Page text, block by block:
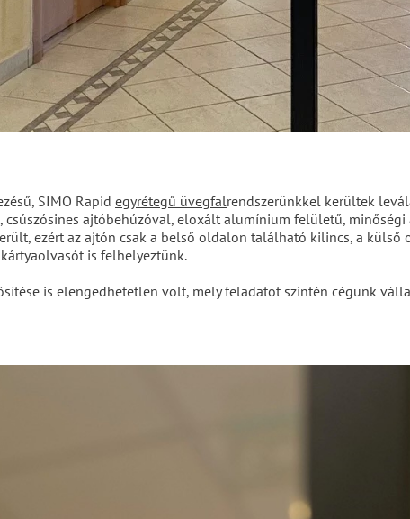
SIMO Rapid egyrétegű üvegfalrendszerünkkel kerültek
ajtóbehúzóval, eloxált alumínium felületű,
ezért az ajtón csak a belső oldalon található kilincs, a
is felhelyeztünk.
is elengedhetetlen volt, mely feladatot szintén cégünk